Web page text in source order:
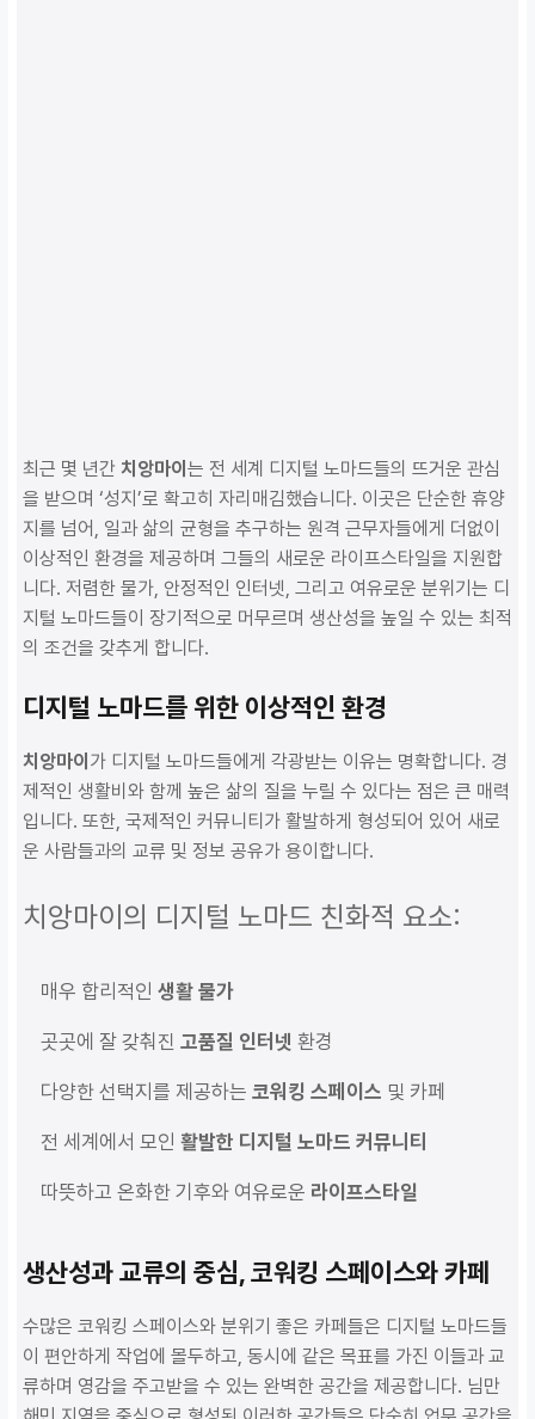
최근 몇 년간 치앙마이 는 전 세계 디지털 노마드들의 뜨거운 관심
을 받으며 ‘성지’로 확고히 자리매김했습니다. 이곳은 단순한 휴양
지를 넘어, 일과 삶의 균형을 추구하는 원격 근무자들에게 더없이
이상적인 환경을 제공하며 그들의 새로운 라이프스타일을 지원합
니다. 저렴한 물가, 안정적인 인터넷, 그리고 여유로운 분위기는 디
지털 노마드들이 장기적으로 머무르며 생산성을 높일 수 있는 최적
의 조건을 갖추게 합니다.
디지털 노마드를 위한 이상적인 환경
치앙마이 가 디지털 노마드들에게 각광받는 이유는 명확합니다. 경
제적인 생활비와 함께 높은 삶의 질을 누릴 수 있다는 점은 큰 매력
입니다. 또한, 국제적인 커뮤니티가 활발하게 형성되어 있어 새로
운 사람들과의 교류 및 정보 공유가 용이합니다.
치앙마이의 디지털 노마드 친화적 요소:
매우 합리적인 생활 물가
곳곳에 잘 갖춰진 고품질 인터넷 환경
다양한 선택지를 제공하는 코워킹 스페이스 및 카페
전 세계에서 모인 활발한 디지털 노마드 커뮤니티
따뜻하고 온화한 기후와 여유로운 라이프스타일
생산성과 교류의 중심, 코워킹 스페이스와 카페
수많은 코워킹 스페이스와 분위기 좋은 카페들은 디지털 노마드들
이 편안하게 작업에 몰두하고, 동시에 같은 목표를 가진 이들과 교
류하며 영감을 주고받을 수 있는 완벽한 공간을 제공합니다. 님만